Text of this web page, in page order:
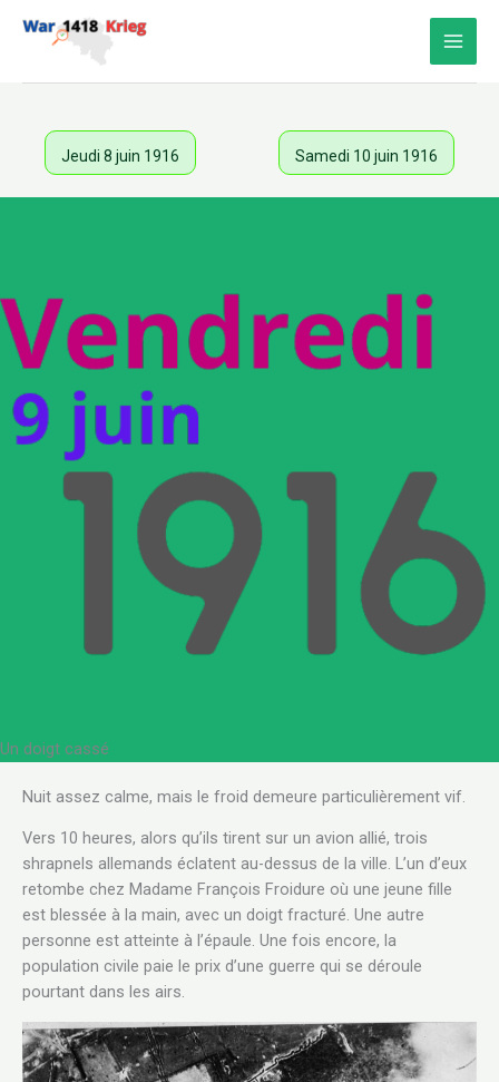
Jeudi 8 juin 1916 Samedi 10 juin 1916
Un doigt cassé
Nuit assez calme, mais le froid demeure particulièrement vif.
Vers 10 heures, alors qu’ils tirent sur un avion allié, trois
shrapnels allemands éclatent au-dessus de la ville. L’un d’eux
retombe chez Madame François Froidure où une jeune fille
est blessée à la main, avec un doigt fracturé. Une autre
personne est atteinte à l’épaule. Une fois encore, la
population civile paie le prix d’une guerre qui se déroule
pourtant dans les airs.